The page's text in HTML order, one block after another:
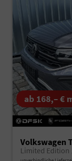
ab 168,– €
Volkswagen